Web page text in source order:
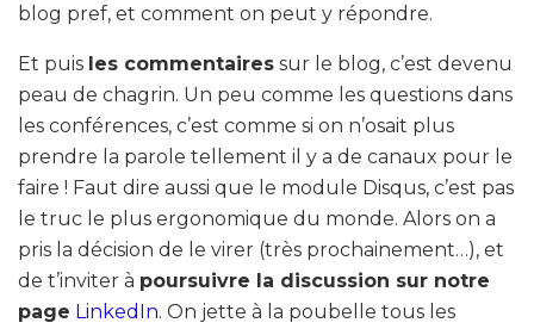
blog pref, et comment on peut y répondre.
Et puis les commentaires sur le blog, c’est devenu
peau de chagrin. Un peu comme les questions dans
les conférences, c’est comme si on n’osait plus
prendre la parole tellement il y a de canaux pour le
faire ! Faut dire aussi que le module Disqus, c’est pas
le truc le plus ergonomique du monde. Alors on a
pris la décision de le virer (très prochainement…), et
de t’inviter à poursuivre la discussion sur notre
page LinkedIn. On jette à la poubelle tous les